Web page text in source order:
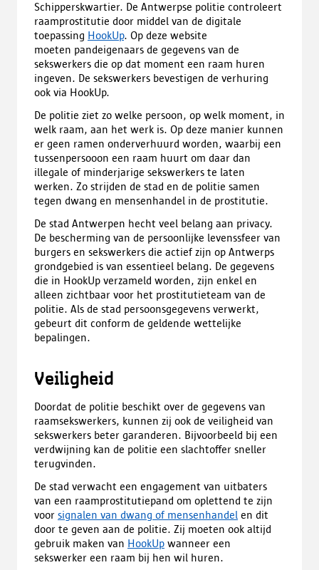
Schipperskwartier. De Antwerpse politie controleert
raamprostitutie door middel van de digitale
toepassing HookUp. Op deze website
moeten pandeigenaars de gegevens van de
sekswerkers die op dat moment een raam huren
ingeven. De sekswerkers bevestigen de verhuring
ook via HookUp.
De politie ziet zo welke persoon, op welk moment, in
welk raam, aan het werk is. Op deze manier kunnen
er geen ramen onderverhuurd worden, waarbij een
tussenpersooon een raam huurt om daar dan
illegale of minderjarige sekswerkers te laten
werken. Zo strijden de stad en de politie samen
tegen dwang en mensenhandel in de prostitutie.
De stad Antwerpen hecht veel belang aan privacy.
De bescherming van de persoonlijke levenssfeer van
burgers en sekswerkers die actief zijn op Antwerps
grondgebied is van essentieel belang. De gegevens
die in HookUp verzameld worden, zijn enkel en
alleen zichtbaar voor het prostitutieteam van de
politie. Als de stad persoonsgegevens verwerkt,
gebeurt dit conform de geldende wettelijke
bepalingen.
Veiligheid
Doordat de politie beschikt over de gegevens van
raamsekswerkers, kunnen zij ook de veiligheid van
sekswerkers beter garanderen. Bijvoorbeeld bij een
verdwijning kan de politie een slachtoffer sneller
terugvinden.
De stad verwacht een engagement van uitbaters
van een raamprostitutiepand om oplettend te zijn
voor signalen van dwang of mensenhandel en dit
door te geven aan de politie. Zij moeten ook altijd
gebruik maken van HookUp wanneer een
sekswerker een raam bij hen wil huren.